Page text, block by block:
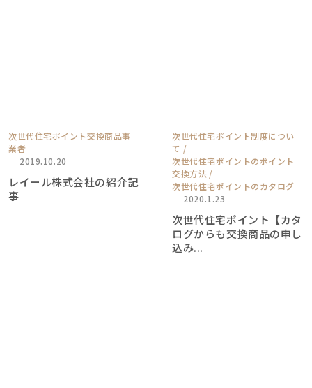
次世代住宅ポイント交換商品事
業者
2019.10.20
レイール株式会社の紹介記
事
次世代住宅ポイント制度につい
て
次世代住宅ポイントのポイント
交換方法
次世代住宅ポイントのカタログ
2020.1.23
次世代住宅ポイント【カタ
ログからも交換商品の申し
込み...